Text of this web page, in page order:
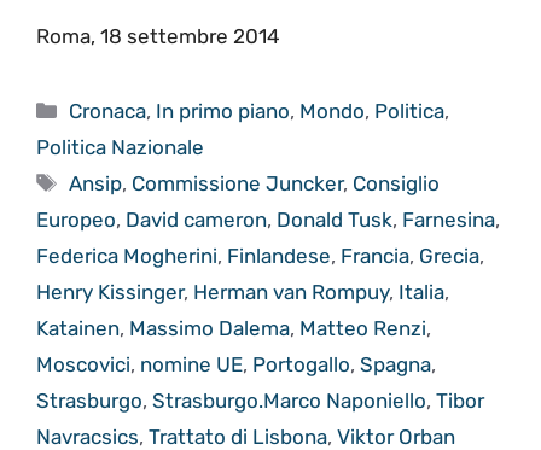
Roma, 18 settembre 2014
Categorie
Cronaca, In primo piano, Mondo, Politica,
Politica Nazionale
Tag
Ansip, Commissione Juncker, Consiglio
Europeo, David cameron, Donald Tusk, Farnesina,
Federica Mogherini, Finlandese, Francia, Grecia,
Henry Kissinger, Herman van Rompuy, Italia,
Katainen, Massimo Dalema, Matteo Renzi,
Moscovici, nomine UE, Portogallo, Spagna,
Strasburgo, Strasburgo.Marco Naponiello, Tibor
Navracsics, Trattato di Lisbona, Viktor Orban